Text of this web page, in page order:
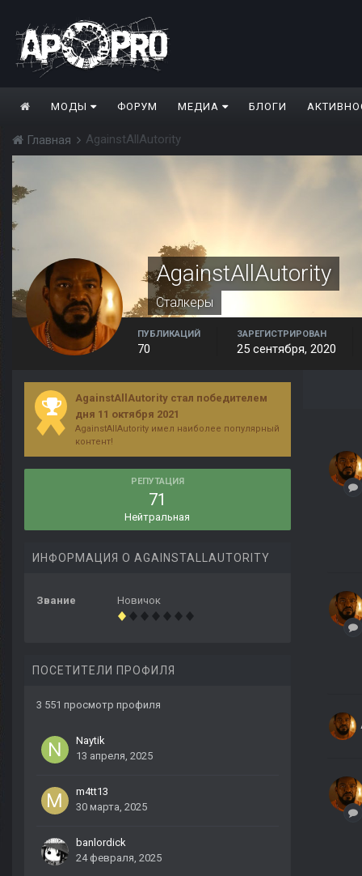
МОДЫ ФОРУМ МЕДИА БЛОГИ
Главная AgainstAllAutority
AgainstAllAutority
Сталкеры
ПУБЛИКАЦИЙ
70
ЗАРЕГИСТРИРОВАН
25 сентября, 2020
AgainstAllAutority стал победителем
дня 11 октября 2021
AgainstAllAutority имел наиболее популярный
контент!
РЕПУТАЦИЯ
71
Нейтральная
ИНФОРМАЦИЯ О AGAINSTALLAUTORITY
Звание Новичок
ПОСЕТИТЕЛИ ПРОФИЛЯ
3 551 просмотр профиля
Naytik
13 апреля, 2025
m4tt13
30 марта, 2025
banlordick
24 февраля, 2025